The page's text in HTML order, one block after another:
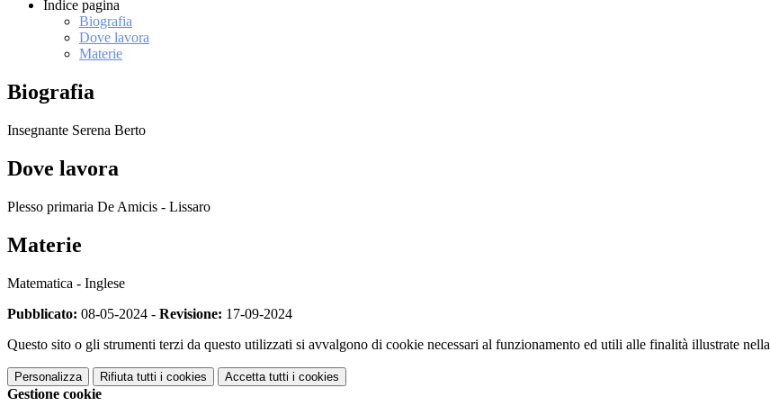
Indice pagina
Biografia
Dove lavora
Materie
Biografia
Insegnante Serena Berto
Dove lavora
Plesso primaria De Amicis - Lissaro
Materie
Matematica - Inglese
Pubblicato: 08-05-2024 - Revisione: 17-09-2024
Questo sito o gli strumenti terzi da questo utilizzati si avvalgono di cookie necessari al funzionamento ed utili alle finalità illustrate nella
Personalizza Rifiuta tutti i cookies Accetta tutti i cookies
Gestione cookie